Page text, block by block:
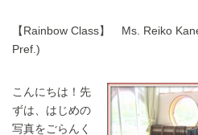
【Rainbow Class】 Ms. Reiko
Pref.)
こんにちは！先
ずは、はじめの
写真をごらんく